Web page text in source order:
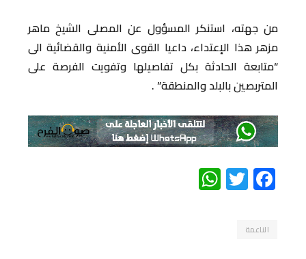
من جهته، استنكر المسؤول عن المصلى الشيخ ماهر
مزهر هذا الإعتداء، داعيا القوى الأمنية والقضائية الى
“متابعة الحادثة بكل تفاصيلها وتفويت الفرصة على
المتربصين بالبلد والمنطقة” .
Facebook
Twitter
WhatsApp
الناعمة